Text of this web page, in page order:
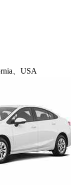
、USA